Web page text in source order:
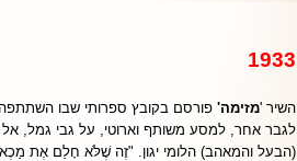
1933
השיר 'מזימה' פורסם בקובץ ספרותי שבו
לגבר אחר, למסע משותף וארוטי, על גבי גמל,
(הבעל והמאהב) הלומי יגון. "זֶה שֶׁלֹּא חָלַם אֶת